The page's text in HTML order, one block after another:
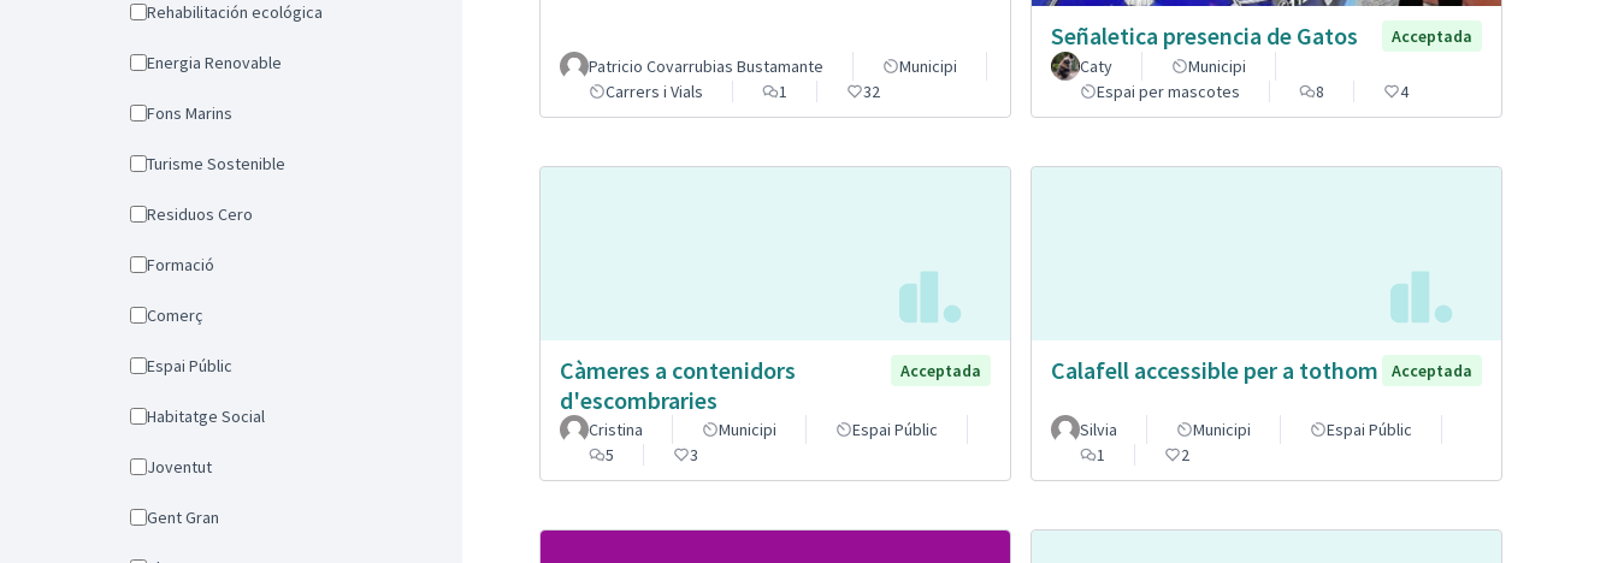
Rehabilitación ecológica
Energia Renovable
Fons Marins
Turisme Sostenible
Residuos Cero
Formació
Comerç
Espai Públic
Habitatge Social
Joventut
Gent Gran
Patricio Covarrubias Bustamante
Municipi
Carrers i Vials
1 32
Señaletica presencia de Gatos
Acceptada
Caty
Municipi
Espai per mascotes
8 4
Càmeres a contenidors
d'escombraries
Acceptada
Cristina Municipi
Espai Públic
5
3
Calafell accessible per a tothom Acceptada
Silvia Municipi
Espai Públic
1
2